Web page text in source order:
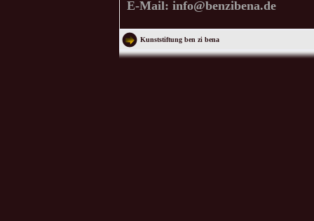
E-Mail: info@benzibena.de
Kunststiftung ben zi bena